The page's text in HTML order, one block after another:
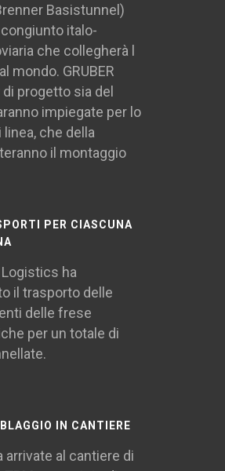
Basistunnel)
italo-
che collegherà l
mondo. GRUBER
progetto sia del
impiegate per lo
che della
il montaggio
PER CIASCUNA
Logistics ha
il trasporto delle
delle frese
per un totale di
IN CANTIERE
arrivate al cantiere di